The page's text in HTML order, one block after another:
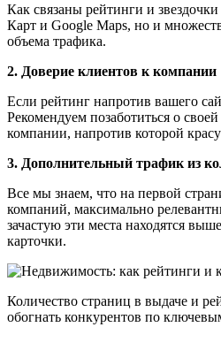
Как связаны рейтинги и
Карт и Google Maps, но и
объема трафика.
2. Доверие клиентов к компании
Если рейтинг напротив вашего
Рекомендуем позаботиться о
компании, напротив которой
3. Дополнительный трафик из
Все мы знаем, что на первой
компаний, максимально
зачастую эти места находятся
карточки.
Количество страниц в выдаче и
обогнать конкурентов по